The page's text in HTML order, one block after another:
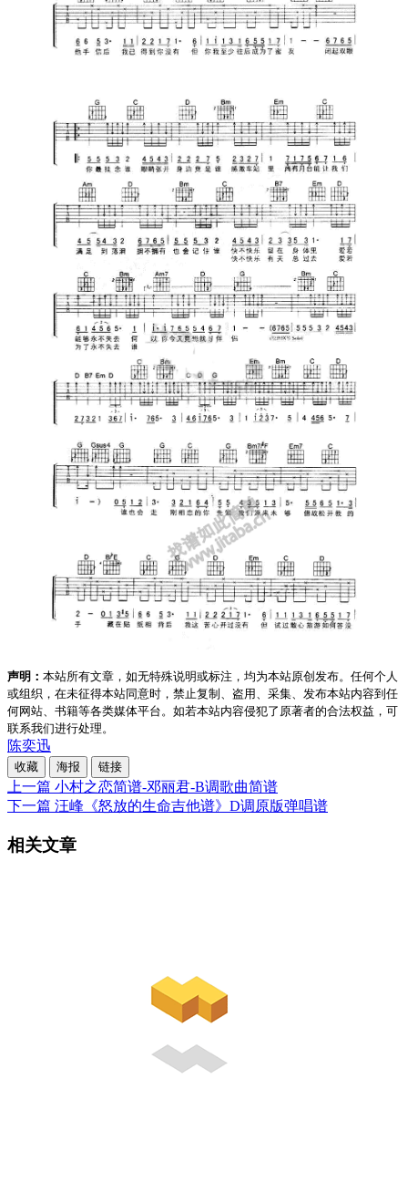
声明： 本站所有文章，如无特殊说明或标注，均为本站原创发布。任何个人
或组织，在未征得本站同意时，禁止复制、盗用、采集、发布本站内容到任
何网站、书籍等各类媒体平台。如若本站内容侵犯了原著者的合法权益，可
联系我们进行处理。
陈奕迅
收藏 海报 链接
上一篇 小村之恋简谱-邓丽君-B调歌曲简谱
下一篇 汪峰《怒放的生命吉他谱》D调原版弹唱谱
相关文章